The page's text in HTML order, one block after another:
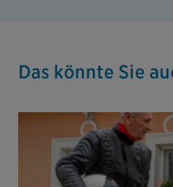
Das könnte Sie